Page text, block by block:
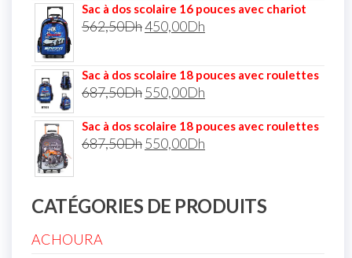
Sac à dos scolaire 16 pouces avec chariot
562,50Dh450,00Dh
Sac à dos scolaire 18 pouces avec roulettes
687,50Dh550,00Dh
Sac à dos scolaire 18 pouces avec roulettes
687,50Dh550,00Dh
CATÉGORIES DE PRODUITS
ACHOURA